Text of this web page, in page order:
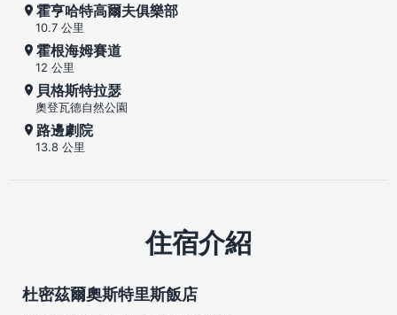
霍亨哈特高爾夫俱樂部
10.7 公里
霍根海姆賽道
12 公里
貝格斯特拉瑟
奧登瓦德自然公園
路邊劇院
13.8 公里
住宿介紹
杜密茲爾奧斯特里斯飯店